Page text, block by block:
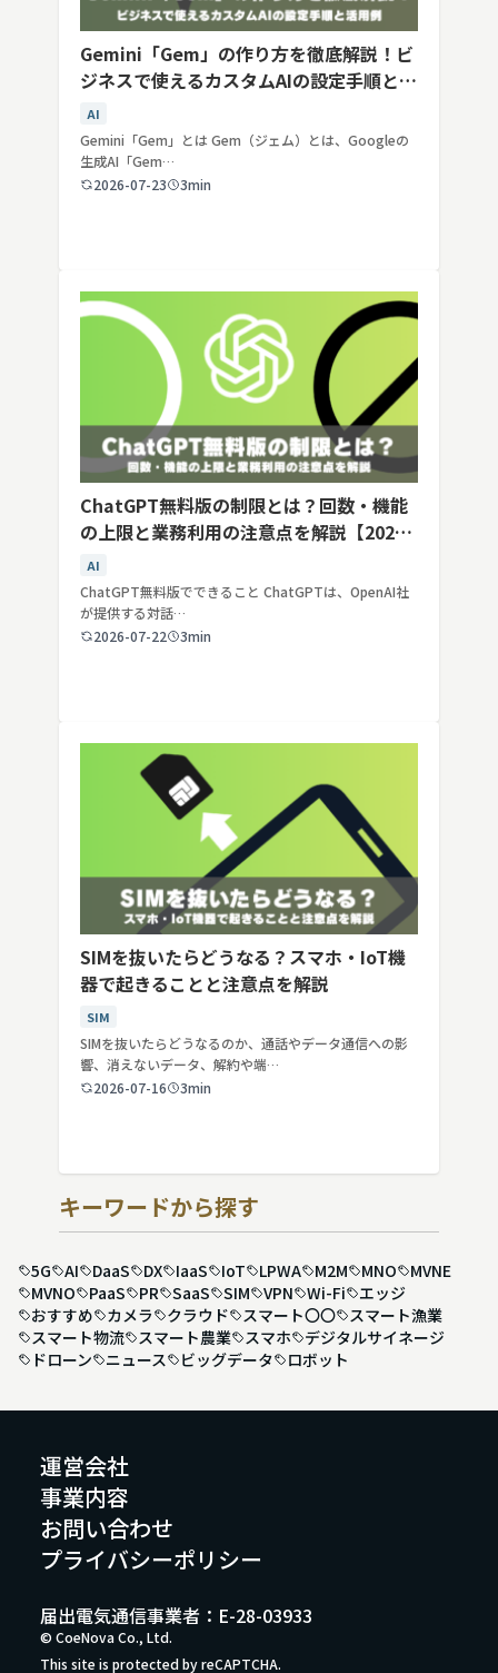
Gemini「Gem」の作り方を徹底解説！ビ
ジネスで使えるカスタムAIの設定手順と活
用例
AI
Gemini「Gem」とは Gem（ジェム）とは、Googleの
生成AI「Gem…
2026-07-23
3min
ChatGPT無料版の制限とは？回数・機能
の上限と業務利用の注意点を解説【2026
年最新】
AI
ChatGPT無料版でできること ChatGPTは、OpenAI社
が提供する対話…
2026-07-22
3min
SIMを抜いたらどうなる？スマホ・IoT機
器で起きることと注意点を解説
SIM
SIMを抜いたらどうなるのか、通話やデータ通信への影
響、消えないデータ、解約や端…
2026-07-16
3min
キーワードから探す
5G AI DaaS DX IaaS IoT LPWA M2M MNO
MVNE
MVNO
PaaS PR SaaS SIM VPN Wi-Fi
エッジ
おすすめ
カメラ クラウド スマート〇〇
スマート漁業
スマート物流
スマート農業 スマホ
デジタルサイネージ
ドローン
ニュース ビッグデータ ロボット
運営会社
事業内容
お問い合わせ
プライバシーポリシー
© CoeNova Co., Ltd.
This site is protected by reCAPTCHA.
届出電気通信事業者：E-28-03933